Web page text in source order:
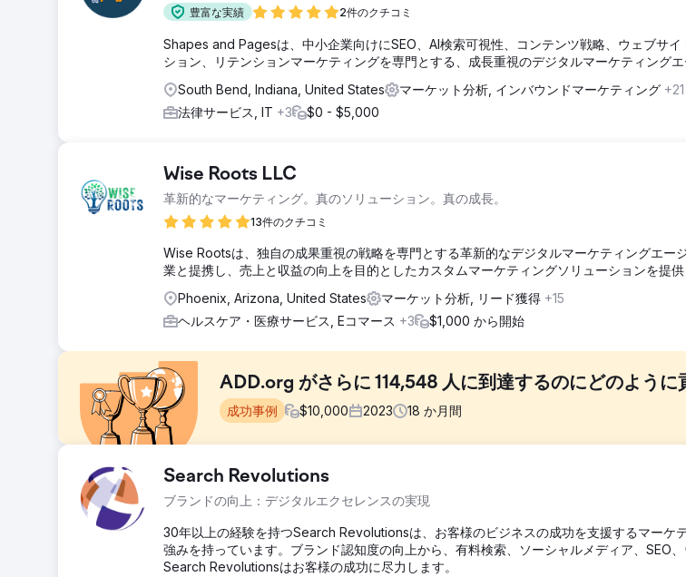
豊富な実績 2件のクチコミ
Shapes and Pagesは、中小企業向けにSEO、AI検索可視性、コンテンツ戦略、ウェブサ
ション、リテンションマーケティングを専門とする、成長重視のデジタルマーケティングエ
South Bend, Indiana, United States
マーケット分析, インバウンドマーケティング +21
法律サービス, IT +3 $0 - $5,000
Wise Roots LLC
革新的なマーケティング。真のソリューション。真の成長。
13件のクチコミ
Wise Rootsは、独自の成果重視の戦略を専門とする革新的なデジタルマーケティングエー
業と提携し、売上と収益の向上を目的としたカスタムマーケティングソリューションを提供
Phoenix, Arizona, United States
マーケット分析, リード獲得 +15
ヘルスケア・医療サービス, Eコマース +3 $1,000 から開始
ADD.org がさらに 114,548 人に到達するのにどのように
成功事例 $10,000 2023 18 か月間
課題
何百万もの人々が ADHD の助けを求めてオンラインで検索していますが、ADDA はそれらの人々の
限がなかったからではなく、SEO 戦略を持つ人々に対抗できなかったからです。これは、ADDA の真の
い隠されていることを意味しました。
ソリューション
コンテンツ戦略 – 分析から実行まで 1. キーワードと変換マッピング 2. 内部リンクのターゲティング、コ
Search Revolutions
ブランドの向上：デジタルエクセレンスの実現
30年以上の経験を持つSearch Revolutionsは、お客様のビジネスの成功を支援するマーケ
強みを持っています。ブランド認知度の向上から、有料検索、ソーシャルメディア、SEO、
Search Revolutionsはお客様の成功に尽力します。